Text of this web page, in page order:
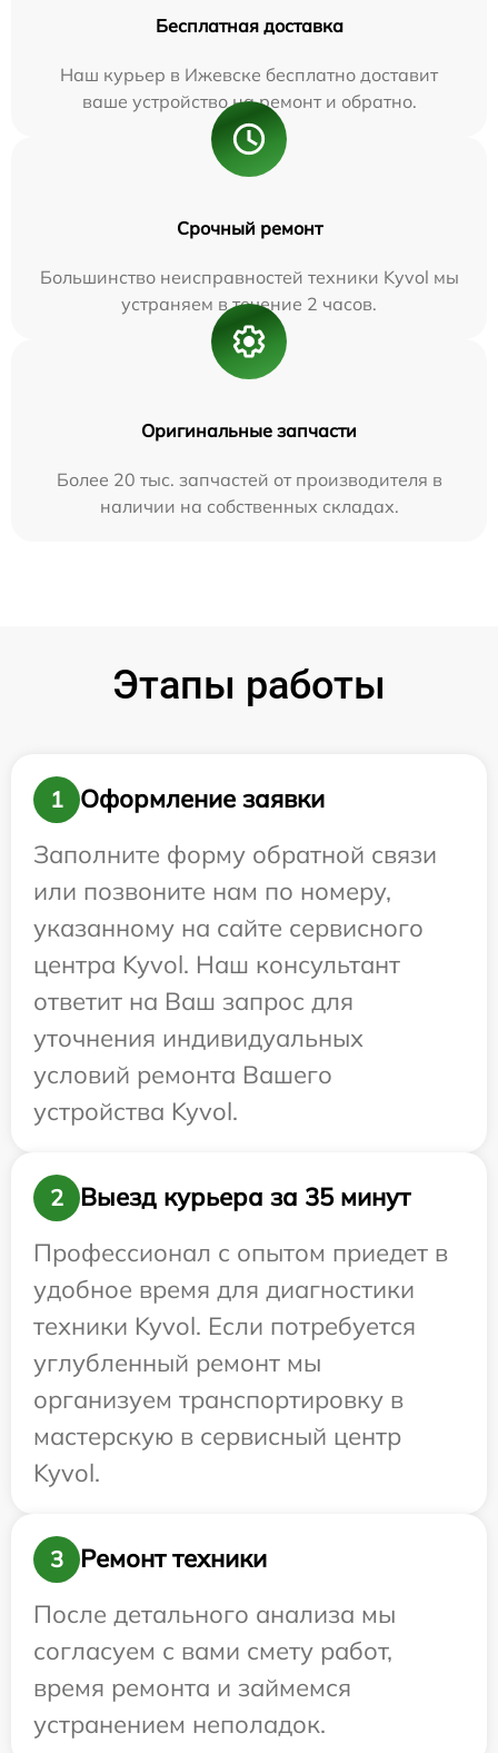
Бесплатная доставка
Наш курьер в Ижевске бесплатно доставит
ваше устройство на ремонт и обратно.
Срочный ремонт
Большинство неисправностей техники Kyvol мы
устраняем в течение 2 часов.
Оригинальные запчасти
Более 20 тыс. запчастей от производителя в
наличии на собственных складах.
Этапы работы
1
Оформление заявки
Заполните форму обратной связи
или позвоните нам по номеру,
указанному на сайте сервисного
центра Kyvol. Наш консультант
ответит на Ваш запрос для
уточнения индивидуальных
условий ремонта Вашего
устройства Kyvol.
2
Выезд курьера за 35 минут
Профессионал с опытом приедет в
удобное время для диагностики
техники Kyvol. Если потребуется
углубленный ремонт мы
организуем транспортировку в
мастерскую в сервисный центр
Kyvol.
3
Ремонт техники
После детального анализа мы
согласуем с вами смету работ,
время ремонта и займемся
устранением неполадок.